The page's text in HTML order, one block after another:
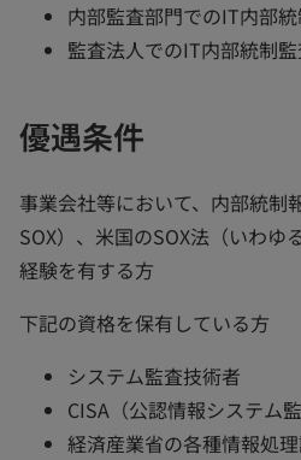
内部監査部門でのIT内部
監査法人でのIT内部統制
優遇条件
事業会社等において、内部統制
SOX）、米国のSOX法（いわゆ
経験を有する方
下記の資格を保有している方
システム監査技術者
CISA（公認情報システム監
経済産業省の各種情報処